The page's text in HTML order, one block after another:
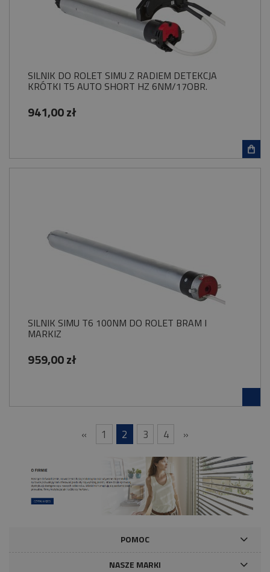
SILNIK DO ROLET SIMU Z RADIEM DETEKCJA
KRÓTKI T5 AUTO SHORT HZ 6NM/17OBR.
941,00 zł
SILNIK SIMU T6 100NM DO ROLET BRAM I
MARKIZ
959,00 zł
« 1 2 3 4 »
POMOC
NASZE MARKI